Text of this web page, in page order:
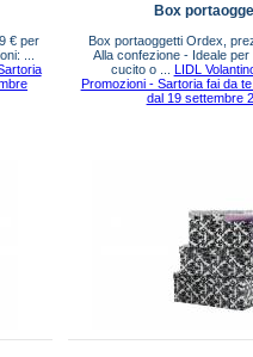
€ per
...
Box
Box portaoggetti Ordex,
Alla confezione - Ideale
cucito o ... LIDL
Promozioni - Sartoria fai da
dal 19 settembre